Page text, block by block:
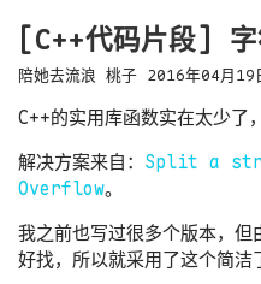
[C++代码片段] 字
陪她去流浪 桃子 2016年04月19
C++的实用库函数实在太少了
解决方案来自： Split a
Overflow。
我之前也写过很多个版本，
好找，所以就采用了这个简洁